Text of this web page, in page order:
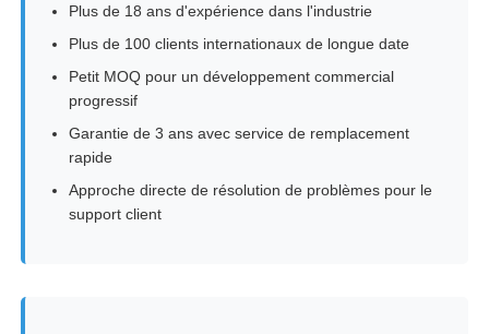
Plus de 18 ans d'expérience dans l'industrie
Plus de 100 clients internationaux de longue date
Petit MOQ pour un développement commercial
progressif
Garantie de 3 ans avec service de remplacement
rapide
Approche directe de résolution de problèmes pour le
support client